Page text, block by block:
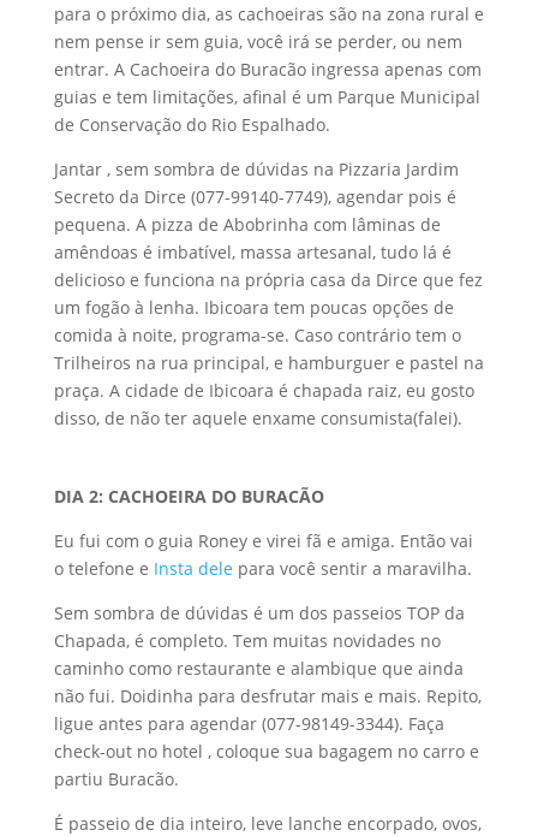
para o próximo dia, as cachoeiras são na zona rural e
nem pense ir sem guia, você irá se perder, ou nem
entrar. A Cachoeira do Buracão ingressa apenas com
guias e tem limitações, afinal é um Parque Municipal
de Conservação do Rio Espalhado.
Jantar , sem sombra de dúvidas na Pizzaria Jardim
Secreto da Dirce (077-99140-7749), agendar pois é
pequena. A pizza de Abobrinha com lâminas de
amêndoas é imbatível, massa artesanal, tudo lá é
delicioso e funciona na própria casa da Dirce que fez
um fogão à lenha. Ibicoara tem poucas opções de
comida à noite, programa-se. Caso contrário tem o
Trilheiros na rua principal, e hamburguer e pastel na
praça. A cidade de Ibicoara é chapada raiz, eu gosto
disso, de não ter aquele enxame consumista(falei).
DIA 2: CACHOEIRA DO BURACÃO
Eu fui com o guia Roney e virei fã e amiga. Então vai
o telefone e Insta dele para você sentir a maravilha.
Sem sombra de dúvidas é um dos passeios TOP da
Chapada, é completo. Tem muitas novidades no
caminho como restaurante e alambique que ainda
não fui. Doidinha para desfrutar mais e mais. Repito,
ligue antes para agendar (077-98149-3344). Faça
check-out no hotel , coloque sua bagagem no carro e
partiu Buracão.
É passeio de dia inteiro, leve lanche encorpado, ovos,